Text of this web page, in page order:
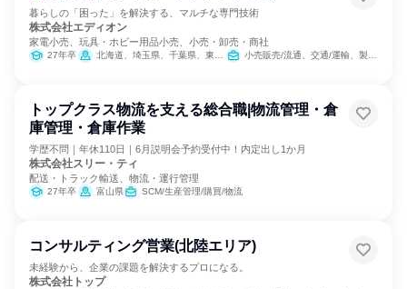
暮らしの「困った」を解決する、マルチな専門技術
株式会社エディオン
家電小売、玩具・ホビー用品小売、小売・卸売・商社
27年卒 北海道、埼玉県、千葉県、東京都、神奈川県、富山県、石川県、福井県、長野県、岐阜県、静岡県、愛知県、三重県、滋賀県、京都府、大阪府、兵庫県、奈良県、和歌山県、鳥取県、島根県、岡山県、広島県、山口県、徳島県、香川県、愛媛県、福岡県、佐賀県、長崎県、熊本県、大分県、宮崎県、鹿児島県 小売販売/流通、交通/運輸、製造・生産工程
トップクラス物流を支える総合職|物流管理・倉
庫管理・倉庫作業
学歴不問｜年休110日｜6月説明会予約受付中！内定出し1か月
株式会社スリー・ティ
配送・トラック輸送、物流・運行管理
27年卒 富山県 SCM/生産管理/購買/物流
コンサルティング営業(北陸エリア)
未経験から、企業の課題を解決するプロになる。
株式会社トップ